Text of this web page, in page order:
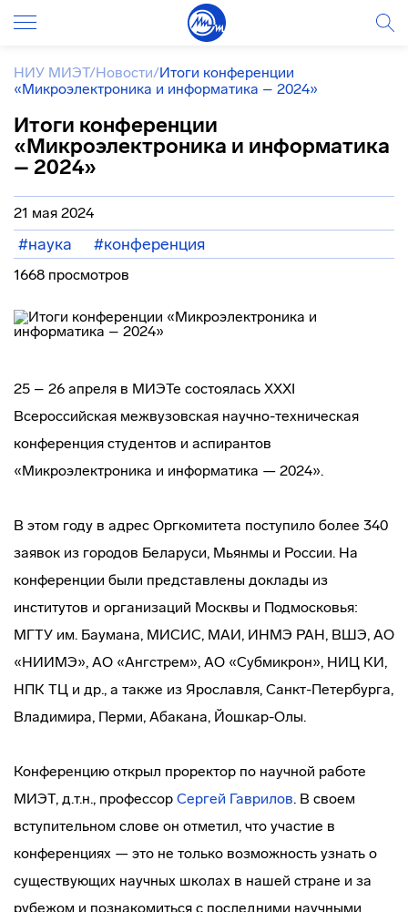
НИУ МИЭТ/Новости/Итоги конференции
«Микроэлектроника и информатика – 2024»
Итоги конференции
«Микроэлектроника и информатика
– 2024»
21 мая 2024
#наука #конференция
1668 просмотров
25 – 26 апреля в МИЭТе состоялась XXXI
Всероссийская межвузовская научно-техническая
конференция студентов и аспирантов
«Микроэлектроника и информатика — 2024».
В этом году в адрес Оргкомитета поступило более 340
заявок из городов Беларуси, Мьянмы и России. На
конференции были представлены доклады из
институтов и организаций Москвы и Подмосковья:
МГТУ им. Баумана, МИСИС, МАИ, ИНМЭ РАН, ВШЭ, АО
«НИИМЭ», АО «Ангстрем», АО «Субмикрон», НИЦ КИ,
НПК ТЦ и др., а также из Ярославля, Санкт-Петербурга,
Владимира, Перми, Абакана, Йошкар-Олы.
Конференцию открыл проректор по научной работе
МИЭТ, д.т.н., профессор Сергей Гаврилов. В своем
вступительном слове он отметил, что участие в
конференциях — это не только возможность узнать о
существующих научных школах в нашей стране и за
рубежом и познакомиться с последними научными